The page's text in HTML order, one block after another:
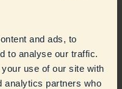
and ads, to
to analyse our traffic.
use of our site with
analytics partners who
nicht